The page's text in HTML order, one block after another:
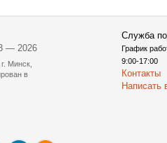
— 2026
Минск,
в
Служба
График
9:00-17:00
Контакты
Написать